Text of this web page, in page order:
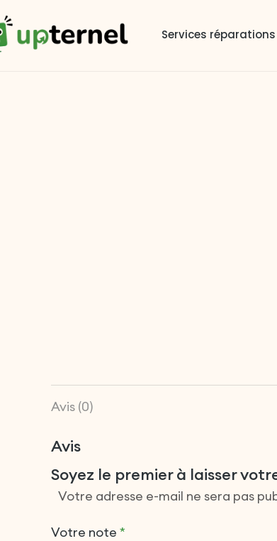
Services réparations
Avis (0)
Avis
Soyez le premier à laisser
Votre adresse e-mail ne sera pas
Votre note *